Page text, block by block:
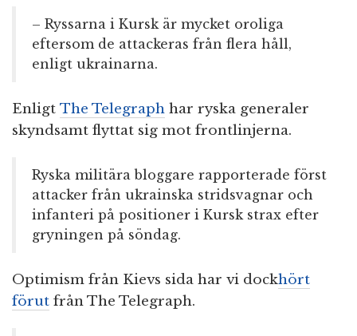
– Ryssarna i Kursk är mycket oroliga
eftersom de attackeras från flera håll,
enligt ukrainarna.
Enligt The Telegraph har ryska generaler
skyndsamt flyttat sig mot frontlinjerna.
Ryska militära bloggare rapporterade först
attacker från ukrainska stridsvagnar och
infanteri på positioner i Kursk strax efter
gryningen på söndag.
Optimism från Kievs sida har vi dockhört
förut från The Telegraph.